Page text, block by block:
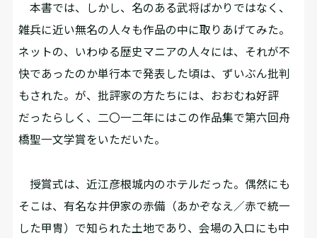
本書では、しかし、名のある武将ばかりではなく、
雑兵に近い無名の人々も作品の中に取りあげてみた。
ネットの、いわゆる歴史マニアの人々には、それが不
快であったのか単行本で発表した頃は、ずいぶん批判
もされた。が、批評家の方たちには、おおむね好評
だったらしく、二〇一二年にはこの作品集で第六回舟
橋聖一文学賞をいただいた。
授賞式は、近江彦根城内のホテルだった。偶然にも
そこは、有名な井伊家の赤備（あかぞなえ／赤で統一
した甲冑）で知られた土地であり、会場の入口にも中